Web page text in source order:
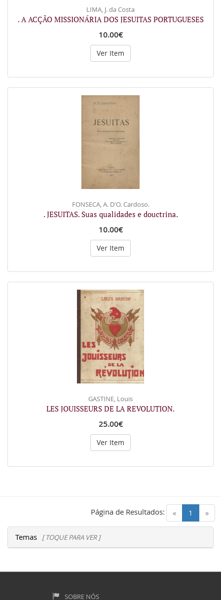
LIMA, J. da Costa
. A ACÇÃO MISSIONÁRIA DOS JESUITAS PORTUGUESES
10.00€
Ver Item
FONSECA, A. D'O. Cardoso.
. JESUITAS. Suas qualidades e douctrina.
10.00€
Ver Item
GASTINE, Louis
LES JOUISSEURS DE LA REVOLUTION.
25.00€
Ver Item
« 1 (current)
»
Página de Resultados:
Temas [ TOQUE PARA VER ]
SOBRE NÓS